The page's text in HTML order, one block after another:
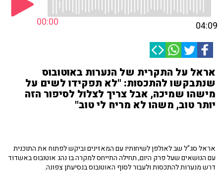
00:00 04:09
אראל על התקרית של הנערות באוטובוס
שנתבקשו להתכסות: "לא תפקידו לשים על
מישהו שמיכה, אבל צריך לצלול לסיפור הזה
יותר טוב, משהו לא מריח לי טוב"
אראל סג"ל שב לאולפן לשיחותיו עם המאזינים וביקש לפתוח את התוכנית
עם הנושאים שעל פרק היום, תחילה התייחס למקרה בו נהג אוטובוס באשדוד
דרש מנערות להתכסות ולעבור לסוף האוטובוס בנסיעתן צפונה.